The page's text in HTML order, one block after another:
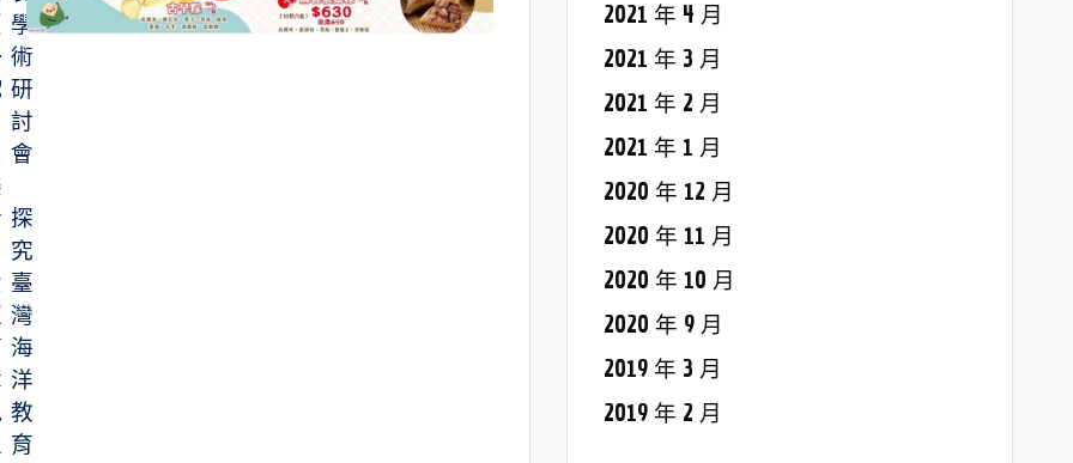
學
術
研
討
會
探
究
臺
灣
海
洋
教
育
2021 年 4 月
2021 年 3 月
2021 年 2 月
2021 年 1 月
2020 年 12 月
2020 年 11 月
2020 年 10 月
2020 年 9 月
2019 年 3 月
2019 年 2 月